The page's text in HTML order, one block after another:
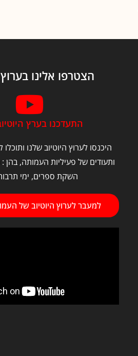
הצטרפו אלינו בערוץ
התעדכנו בערץ
היכנסו לערוץ היוטיוב שלנו
ותעודים של פעיליות העמותה, בהן
השקת ספרים, ימי תרבות
למעבר לערוץ היוטיוב של